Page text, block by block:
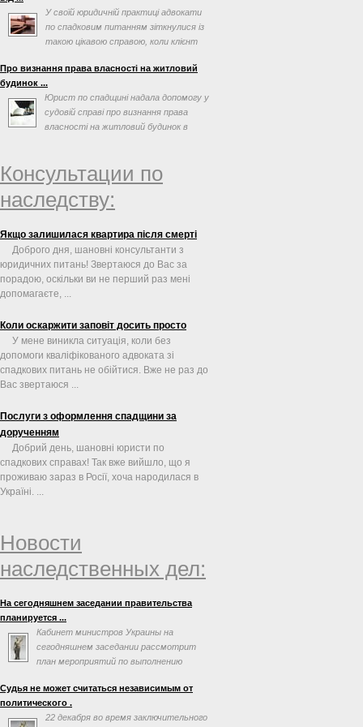
У своїй юридичній практиці адвокати
по спадковим питанням зіткнулися із
такою цікавою справою, коли клієнт
Про визнання права власності на житловий
будинок ...
Юрист по спадщині надала допомогу у
судовій справі про визнання права
власності на житловий будинок в
Консультации по
наследству:
Якщо залишилася квартира після смерті
Доброго дня, шановні консультанти з
юридичних питань! Звертаюся до Вас за
порадою, оскільки ви не перший раз мені
допомагаєте, ...
Коли оскаржити заповіт досить просто
У мене виникла ситуація, коли без
допомоги кваліфікованого адвоката зі
спадкових питань не обійтися. Вже не раз до
Вас звертаюся ...
Послуги з оформлення спадщини за
дорученням
Добрий день, шановні юристи по
спадкових справах! Так вже вийшло, що я
проживаю зараз в Росії, хоча народилася в
Україні. ...
Новости
наследственных дел:
На сегодняшнем заседании правительства
планируется ...
Кабинет министров Украины на
сегодняшнем заседании рассмотрит
план мероприятий по выполнению
Евросоюзом. Об этом говорится в повестке дня
заседания на сайте правительства.
Судья не может считаться независимым от
политического .
22 декабря во время заключительного